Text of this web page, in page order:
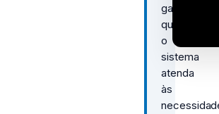
garantindo
que
o
sistema
atenda
às